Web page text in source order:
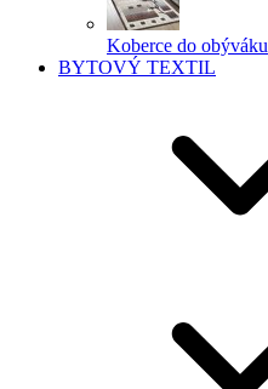
Koberce do obýváku
BYTOVÝ TEXTIL